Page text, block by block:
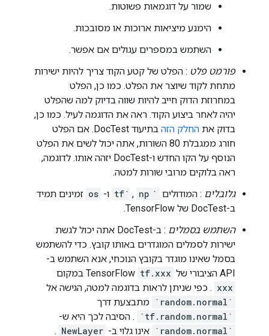
שמור על דוגמאות פשוטות.
הימנע מיציאות ארוכות או מסובכות.
השתמש במספרים עגולים אם אפשר.
פורמט פלט : הפלט של קטע הקוד צריך להיות ישירות
מתחת לקוד שיוצר את הפלט. כמו כן, הפלט
במחרוזת הדוק חייב להיות שווה בדיוק למה שהפלט
יהיה לאחר ביצוע הקוד. ראה את הדוגמה לעיל. כמו כן,
בדוק את החלק הזה
בתיעוד DocTest. אם הפלט
חורג ממגבלת 80 השורות, אתה יכול לשים את הפלט
הנוסף על הקו החדש ו-DocTest יזהה אותו. לדוגמה,
ראה בלוקים מרובי שורות למטה.
גלובלים : המודולים `tf`
, np ו- os זמינים תמיד
ב-DocTest של TensorFlow.
השתמש בסמלים
: ב-DocTest אתה יכול לגשת
ישירות לסמלים המוגדרים באותו קובץ. כדי להשתמש
בסמל שאינו מוגדר בקובץ הנוכחי, אנא השתמש ב-
API הציבורי של TensorFlow
tf.xxx
במקום
xxx . כפי שניתן לראות בדוגמה למטה, הגישה אל
`random.normal`
מתבצעת דרך
`tf.random.normal`
. הסיבה לכך היא ש-
`random.normal`
אינו גלוי ב- NewLayer
.